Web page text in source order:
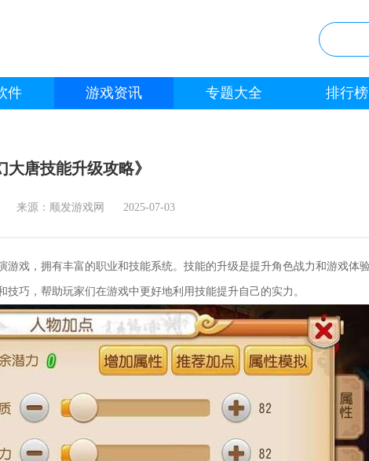
件 游戏资讯 专题大全 排行榜
大唐技能升级攻略》
来源：顺发游戏网 2025-07-03
游戏，拥有丰富的职业和技能系统。技能的升级是提升角色战力和游戏体
技巧，帮助玩家们在游戏中更好地利用技能提升自己的实力。